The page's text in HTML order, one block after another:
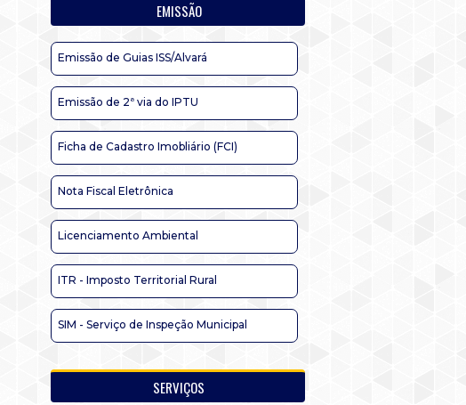
EMISSÃO
Emissão de Guias ISS/Alvará
Emissão de 2ª via do IPTU
Ficha de Cadastro Imobliário (FCI)
Nota Fiscal Eletrônica
Licenciamento Ambiental
ITR - Imposto Territorial Rural
SIM - Serviço de Inspeção Municipal
SERVIÇOS